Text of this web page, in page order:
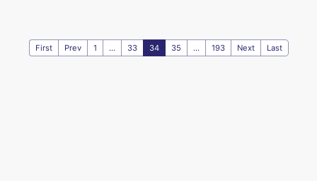
First Prev 1 ... 33 34 35 ... 193 Next Last